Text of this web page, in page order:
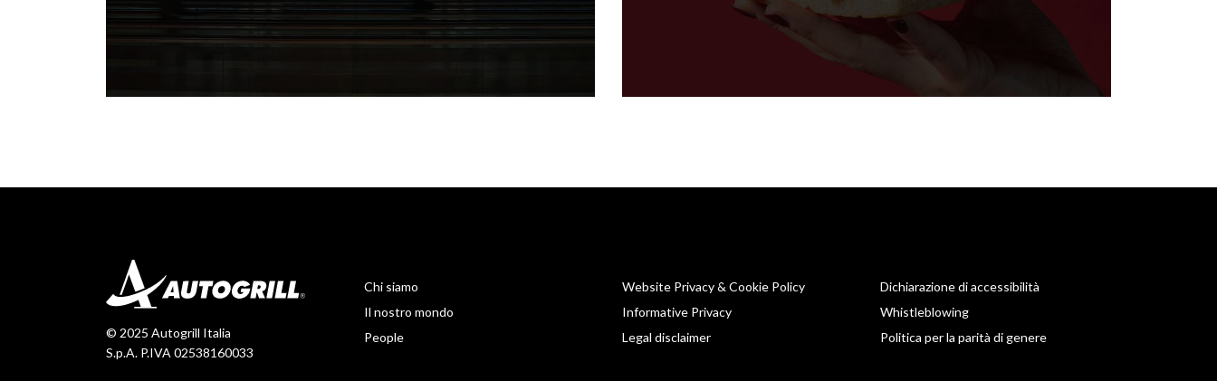
© 2025 Autogrill Italia
S.p.A. P.IVA 02538160033
Chi siamo
Il nostro mondo
People
Website Privacy & Cookie Policy
Informative Privacy
Legal disclaimer
Dichiarazione di accessibilità
Whistleblowing
Politica per la parità di genere